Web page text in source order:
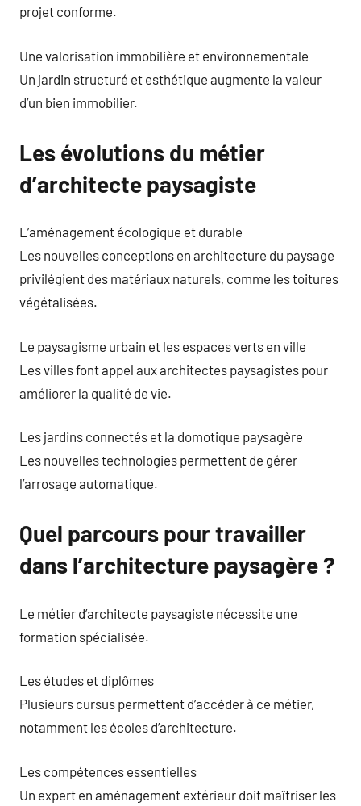
projet conforme.
Une valorisation immobilière et environnementale
Un jardin structuré et esthétique augmente la valeur
d’un bien immobilier.
Les évolutions du métier
d’architecte paysagiste
L’aménagement écologique et durable
Les nouvelles conceptions en architecture du paysage
privilégient des matériaux naturels, comme les toitures
végétalisées.
Le paysagisme urbain et les espaces verts en ville
Les villes font appel aux architectes paysagistes pour
améliorer la qualité de vie.
Les jardins connectés et la domotique paysagère
Les nouvelles technologies permettent de gérer
l’arrosage automatique.
Quel parcours pour travailler
dans l’architecture paysagère ?
Le métier d’architecte paysagiste nécessite une
formation spécialisée.
Les études et diplômes
Plusieurs cursus permettent d’accéder à ce métier,
notamment les écoles d’architecture.
Les compétences essentielles
Un expert en aménagement extérieur doit maîtriser les